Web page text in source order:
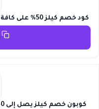
كود خصم كيلز 50% على كافة منتجات حقيبة التسوق أونلاين kiehls